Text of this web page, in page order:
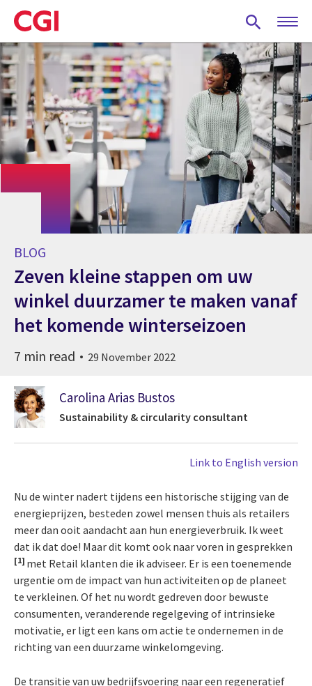
Skip
to
main
content
BLOG
Zeven kleine stappen om uw
winkel duurzamer te maken vanaf
het komende winterseizoen
7 min read 29 November 2022
Carolina Arias Bustos
Sustainability & circularity consultant
Link to English version
Nu de winter nadert tijdens een historische stijging van de
energieprijzen, besteden zowel mensen thuis als retailers
meer dan ooit aandacht aan hun energieverbruik. Ik weet
dat ik dat doe! Maar dit komt ook naar voren in gesprekken
[1] met Retail klanten die ik adviseer. Er is een toenemende
urgentie om de impact van hun activiteiten op de planeet
te verkleinen. Of het nu wordt gedreven door bewuste
consumenten, veranderende regelgeving of intrinsieke
motivatie, er ligt een kans om actie te ondernemen in de
richting van een duurzame winkelomgeving.
De transitie van uw bedrijfsvoering naar een regeneratief